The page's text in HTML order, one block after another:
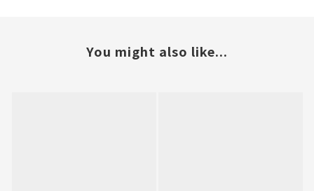
You might also like...